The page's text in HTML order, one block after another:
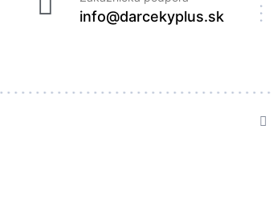
info@darcekyplus.sk